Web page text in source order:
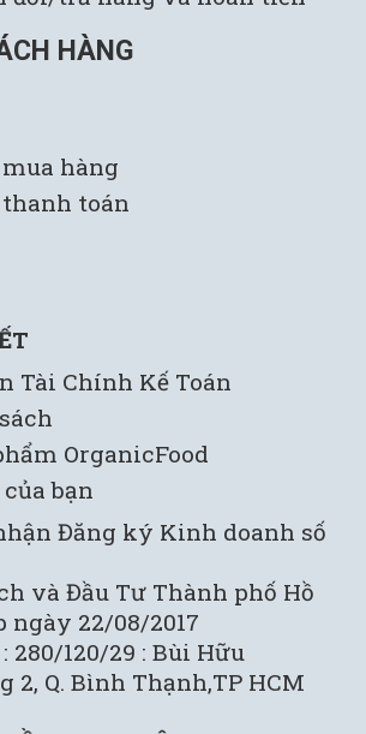
HÀNG
hàng
toán
Tài Chính Kế Toán
OrganicFood
bạn
Đăng ký Kinh doanh số
và Đầu Tư Thành phố Hồ
ngày 22/08/2017
280/120/29 : Bùi Hữu
2, Q. Bình Thạnh,TP HCM